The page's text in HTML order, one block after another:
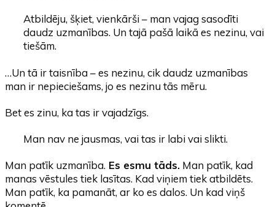
Atbildēju, šķiet, vienkārši – man vajag sasodīti
daudz uzmanības. Un tajā pašā laikā es nezinu, vai
tiešām.
…Un tā ir taisnība – es nezinu, cik daudz uzmanības
man ir nepieciešams, jo es nezinu tās mēru.
Bet es zinu, ka tas ir vajadzīgs.
Man nav ne jausmas, vai tas ir labi vai slikti.
Man patīk uzmanība. Es esmu tāds. Man patīk, kad
manas vēstules tiek lasītas. Kad viņiem tiek atbildēts.
Man patīk, ka pamanāt, ar ko es dalos. Un kad viņš